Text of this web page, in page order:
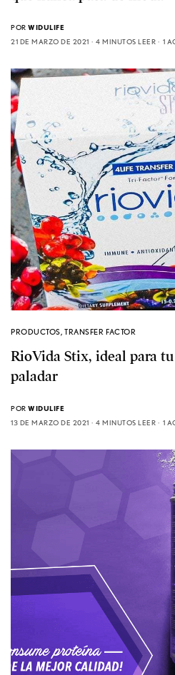
POR WIDULIFE
21 DE MARZO DE 2021
4 MINUTOS LEER 1
PRODUCTOS,TRANSFER FACTOR
RioVida Stix, ideal para
paladar
POR WIDULIFE
13 DE MARZO DE 2021
4 MINUTOS LEER 1